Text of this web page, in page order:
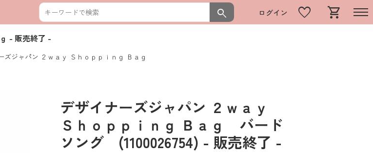
search ログイン favorite shopping_cart
- 販売終了 -
ズジャパン ２ｗａｙ Ｓｈｏｐｐｉｎｇ Ｂａｇ
デザイナーズジャパン ２ｗａｙ
Ｓｈｏｐｐｉｎｇ Ｂａｇ バード
ソング (1100026754) - 販売終了 -